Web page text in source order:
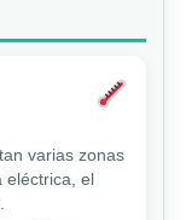
varias zonas
eléctrica, el